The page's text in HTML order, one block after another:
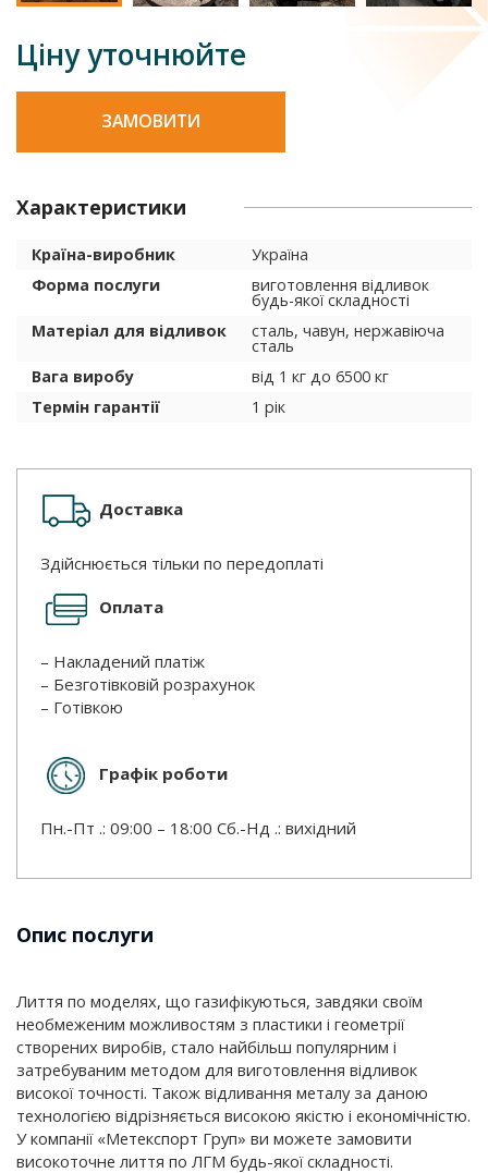
Ціну уточнюйте
ЗАМОВИТИ
Характеристики
Країна-виробник
Україна
Форма послуги
виготовлення відливок
будь-якої складності
Матеріал для відливок
сталь, чавун, нержавіюча
сталь
Вага виробу
від 1 кг до 6500 кг
Термін гарантії
1 рік
Доставка
Здійснюється тільки по передоплаті
Оплата
– Накладений платіж
– Безготівковій розрахунок
– Готівкою
Графік роботи
Пн.-Пт .: 09:00 – 18:00 Сб.-Нд .: вихідний
Опис послуги
Лиття по моделях, що газифікуються, завдяки своїм
необмеженим можливостям з пластики і геометрії
створених виробів, стало найбільш популярним і
затребуваним методом для виготовлення відливок
високої точності. Також відливання металу за даною
технологією відрізняється високою якістю і економічністю.
У компанії «Метекспорт Груп» ви можете замовити
високоточне лиття по ЛГМ будь-якої складності.